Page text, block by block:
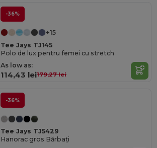
-36%
+15
Tee Jays TJ145
Polo de lux pentru femei cu stretch
As low as:
114,43 lei179,27 lei
-36%
Tee Jays TJ5429
Hanorac gros Bărbați